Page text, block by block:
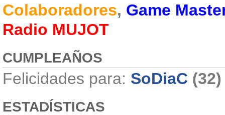
Colaboradores, Game
Radio MUJOT
CUMPLEAÑOS
Felicidades para: SoDiaC (32)
ESTADÍSTICAS